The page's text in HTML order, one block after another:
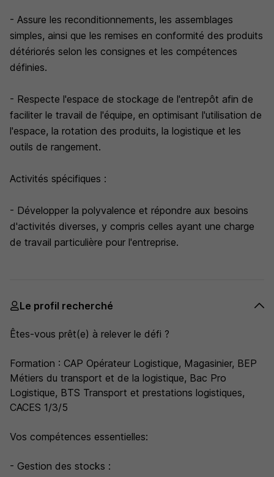
- Assure les reconditionnements, les assemblages
simples, ainsi que les remises en conformité des produits
détériorés selon les consignes et les compétences
définies.
- Respecte l'espace de stockage de l'entrepôt afin de
faciliter le travail de l'équipe, en optimisant l'utilisation de
l'espace, la rotation des produits, la logistique et les
outils de rangement.
Activités spécifiques :
- Développer la polyvalence et répondre aux besoins
d'activités diverses, y compris celles ayant une charge
de travail particulière pour l'entreprise.
Le profil recherché
Êtes-vous prêt(e) à relever le défi ?
Formation : CAP Opérateur Logistique, Magasinier, BEP
Métiers du transport et de la logistique, Bac Pro
Logistique, BTS Transport et prestations logistiques,
CACES 1/3/5
Vos compétences essentielles:
- Gestion des stocks :